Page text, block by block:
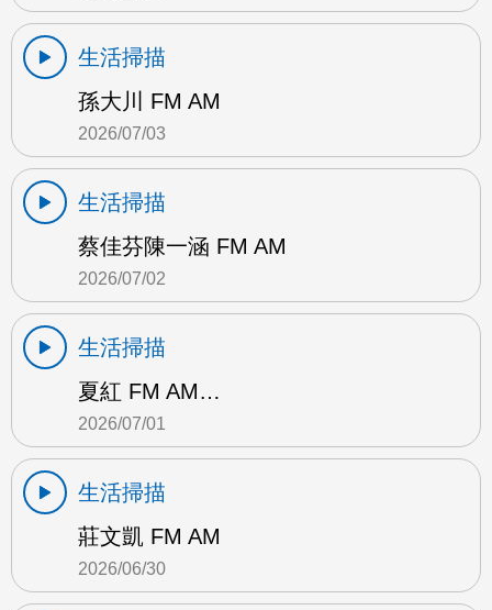
生活掃描
孫大川 FM AM
2026/07/03
生活掃描
蔡佳芬陳一涵 FM AM
2026/07/02
生活掃描
夏紅 FM AM…
2026/07/01
生活掃描
莊文凱 FM AM
2026/06/30